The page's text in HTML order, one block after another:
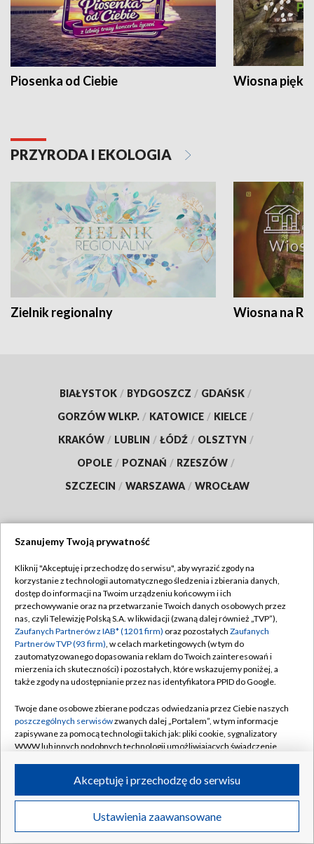
Piosenka od Ciebie Wiosna
PRZYRODA I EKOLOGIA
Zielnik regionalny Wiosna na
BIAŁYSTOK / BYDGOSZCZ / GDAŃSK /
GORZÓW WLKP. / KATOWICE / KIELCE /
KRAKÓW / LUBLIN / ŁÓDŹ / OLSZTYN /
OPOLE / POZNAŃ / RZESZÓW /
SZCZECIN / WARSZAWA / WROCŁAW
TVP
Abonament TVP
Emisja w TVP
Centrum informacji TVP
Naziemna Telewizja Cyfrowa
Rada Programowa
System NOS
Informacje o nadawcy
Program dla prasy
Ogłoszenie przetargowe
Regulamin TVP
Polityka prywatności
Moje zgody
Pomoc
Kontakt
Kanały
©2026 Telewizja Polska S.A. w likwidacji
Szanujemy Twoją prywatność
Kliknij "Akceptuję i przechodzę do serwisu", aby wyrazić zgody na
korzystanie z technologii automatycznego śledzenia i zbierania danych,
dostęp do informacji na Twoim urządzeniu końcowym i ich
przechowywanie oraz na przetwarzanie Twoich danych osobowych przez
nas, czyli Telewizję Polską S.A. w likwidacji (zwaną dalej również „TVP”),
Zaufanych Partnerów z IAB* (1201 firm) oraz pozostałych Zaufanych
Partnerów TVP (93 firm), w celach marketingowych (w tym do
zautomatyzowanego dopasowania reklam do Twoich zainteresowań i
mierzenia ich skuteczności) i pozostałych, które wskazujemy poniżej, a
także zgody na udostępnianie przez nas identyfikatora PPID do Google.
Twoje dane osobowe zbierane podczas odwiedzania przez Ciebie naszych
poszczególnych serwisówzwanych dalej „Portalem”, w tym informacje
zapisywane za pomocą technologii takich jak: pliki cookie, sygnalizatory
WWW lub innych podobnych technologii umożliwiających świadczenie
ruchu w Internecie.
Twoje dane osobowe zbierane podczas odwiedzania przez Ciebie
poszczególnych serwisówna Portalu, takie jak adresy IP, identyfikatory
Ustawienia zaawansowane
Akceptuję i przechodzę do serwisu